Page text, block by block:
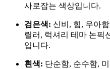
사로잡는 색상입니다.
검은색: 신비, 힘, 우아
릴러, 럭셔리 테마 논픽
입니다.
흰색: 단순함, 순수함,